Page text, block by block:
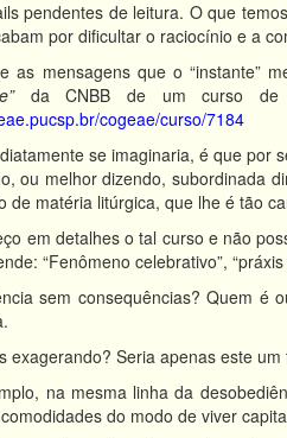
pendentes de leitura. O que
por dificultar o raciocínio e a
as mensagens que o “instante”
da CNBB de um curso de
cogeae/curso/7184
se imaginaria, é que por
ou melhor dizendo, subordinada
de matéria litúrgica, que lhe é tão
em detalhes o tal curso e não
“Fenômeno celebrativo”,
sem consequências? Quem
exagerando? Seria apenas este um
na mesma linha da
do modo de viver